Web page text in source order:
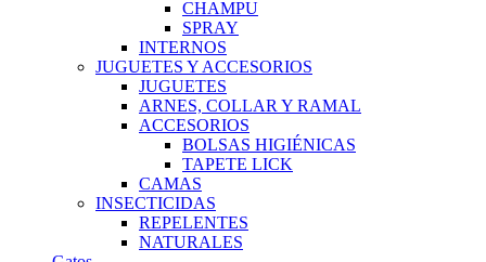
CHAMPU
SPRAY
INTERNOS
JUGUETES Y ACCESORIOS
JUGUETES
ARNES, COLLAR Y RAMAL
ACCESORIOS
BOLSAS HIGIÉNICAS
TAPETE LICK
CAMAS
INSECTICIDAS
REPELENTES
NATURALES